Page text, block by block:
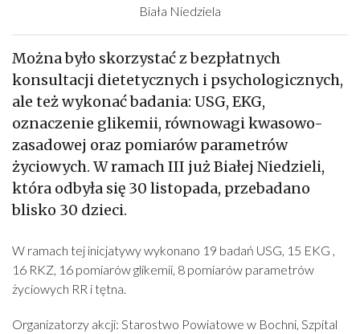
Biała Niedziela
Można było skorzystać z bezpłatnych
konsultacji dietetycznych i psychologicznych,
ale też wykonać badania: USG, EKG,
oznaczenie glikemii, równowagi kwasowo-
zasadowej oraz pomiarów parametrów
życiowych. W ramach III już Białej Niedzieli,
która odbyła się 30 listopada, przebadano
blisko 30 dzieci.
W ramach tej inicjatywy wykonano 19 badań USG, 15 EKG ,
16 RKZ, 16 pomiarów glikemii, 8 pomiarów parametrów
życiowych RR i tętna.
Organizatorzy akcji: Starostwo Powiatowe w Bochni, Szpital